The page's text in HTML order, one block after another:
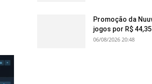
Promoção da
jogos por R$ 44,35
06/08/2026 20:48